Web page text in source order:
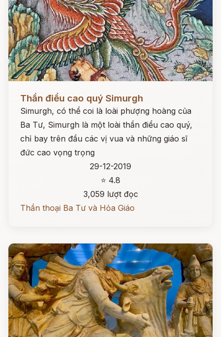
Đọc ngay
Thần điểu cao quý Simurgh
Simurgh, có thể coi là loài phượng hoàng của
Ba Tư, Simurgh là một loài thần điểu cao quý,
chỉ bay trên đầu các vị vua và những giáo sĩ
đức cao vọng trọng
29-12-2019
⭐ 4.8
3,059 lượt đọc
Thần thoại Ba Tư và Hỏa Giáo